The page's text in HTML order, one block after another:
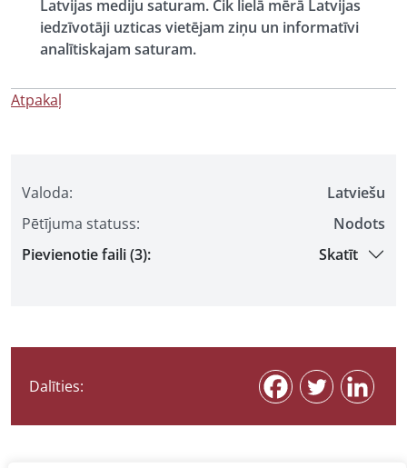
Valoda:
Latviešu
Pētījuma statuss:
Nodots
Pievienotie faili (3):
Skatīt
Dalīties:
Latvijas mediju saturam. Cik lielā mērā Latvijas
iedzīvotāji uzticas vietējam ziņu un informatīvi
analītiskajam saturam.
Atpakaļ